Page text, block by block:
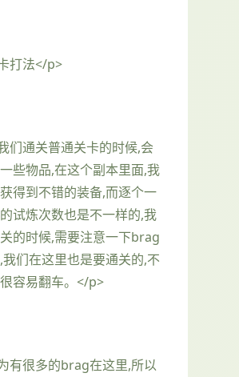
打法</p>
们通关普通关卡的时候,会
些物品,在这个副本里面,我
得到不错的装备,而逐个一
试炼次数也是不一样的,我
的时候,需要注意一下brag
我们在这里也是要通关的,不
容易翻车。</p>
有很多的brag在这里,所以